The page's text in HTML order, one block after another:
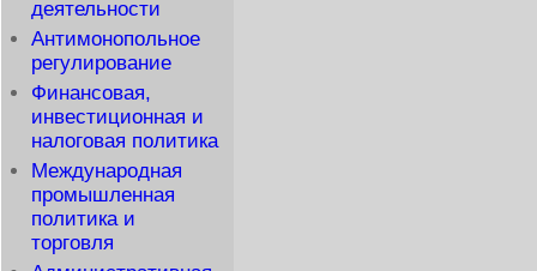
деятельности
Антимонопольное
регулирование
Финансовая,
инвестиционная и
налоговая политика
Международная
промышленная
политика и
торговля